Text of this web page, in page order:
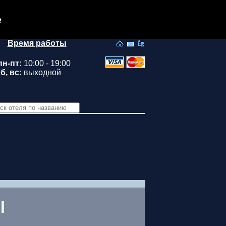
Время работы
пт:
вс:
10:00 - 19:00
выходной